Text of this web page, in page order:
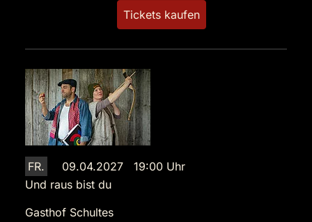
Tickets kaufen
FR.
09.04.2027 19:00 Uhr
Und raus bist du
Gasthof Schultes